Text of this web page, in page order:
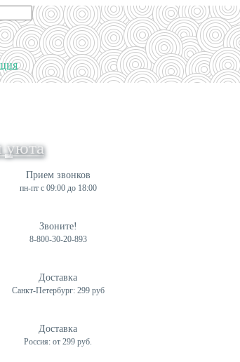
Прием звонков
пн-пт с 09:00 до 18:00
Звоните!
8-800-30-20-893
Доставка
Санкт-Петербург: 299 руб
Доставка
Россия: от 299 руб.